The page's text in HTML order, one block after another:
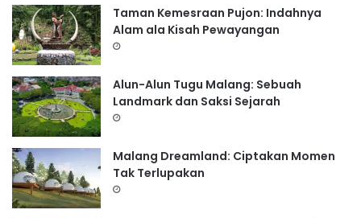
Taman Kemesraan Pujon: Indahnya
Alam ala Kisah Pewayangan
Alun-Alun Tugu Malang: Sebuah
Landmark dan Saksi Sejarah
Malang Dreamland: Ciptakan Momen
Tak Terlupakan